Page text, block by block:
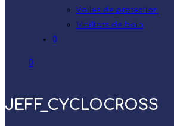
Voiles de protection
Maillots de bain
0
0
JEFF_CYCLOCROSS